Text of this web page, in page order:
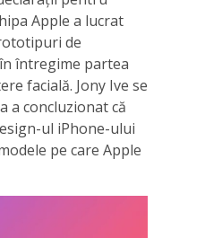
Apple a lucrat
de
întregime partea
facială. Jony Ive se
a concluzionat că
ul iPhone-ului
pe care Apple